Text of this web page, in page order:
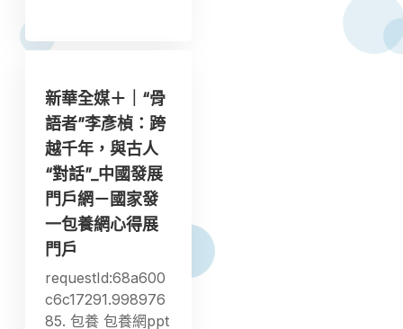
新華全媒＋｜“骨
語者”李彥楨：跨
越千年，與古人
“對話”_中國發展
門戶網－國家發
一包養網心得展
門戶
requestId:68a600
c6c17291.998976
85. 包養 包養網ppt